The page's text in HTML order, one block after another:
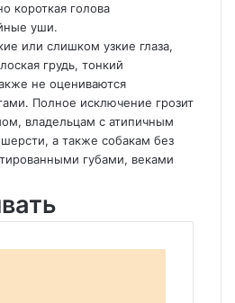
короткая голова
уши.
или слишком узкие глаза,
грудь, тонкий
не оцениваются
Полное исключение грозит
владельцам с атипичным
а также собакам без
губами, веками